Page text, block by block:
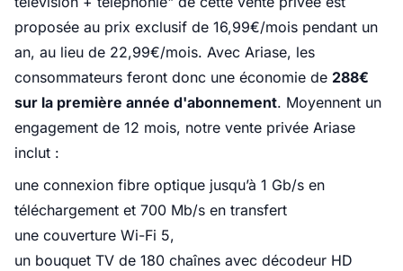
proposée au prix exclusif de 16,99€/mois pendant un
an, au lieu de 22,99€/mois. Avec Ariase, les
consommateurs feront donc une économie de 288€
sur la première année d'abonnement. Moyennent un
engagement de 12 mois, notre vente privée Ariase
inclut :
une connexion fibre optique jusqu’à 1 Gb/s en
téléchargement et 700 Mb/s en transfert
une couverture Wi-Fi 5,
un bouquet TV de 180 chaînes avec décodeur HD